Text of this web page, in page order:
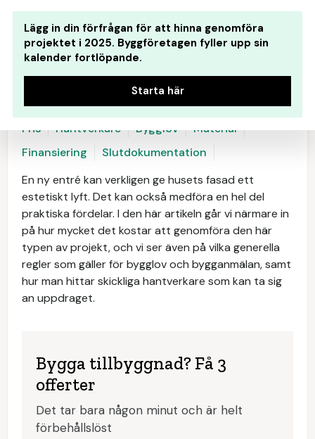
Lägg in din förfrågan för att hinna genomföra
projektet i 2025. Byggföretagen fyller upp sin
kalender fortlöpande.
Starta här
Pris Hantverkare Bygglov
Material
Finansiering
Slutdokumentation
En ny entré kan verkligen ge husets fasad ett
estetiskt lyft. Det kan också medföra en hel del
praktiska fördelar. I den här artikeln går vi närmare in
på hur mycket det kostar att genomföra den här
typen av projekt, och vi ser även på vilka generella
regler som gäller för bygglov och bygganmälan, samt
hur man hittar skickliga hantverkare som kan ta sig
an uppdraget.
Bygga tillbyggnad? Få 3
offerter
Det tar bara någon minut och är helt
förbehållslöst